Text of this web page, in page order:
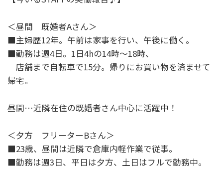
＜昼間 既婚者Aさん＞
■主婦歴12年。午前は家事を行い、午後に働く。
■勤務は週4日。1日4hの14時～18時、
店舗まで自転車で15分。帰りにお買い物を済ませて
帰宅。
昼間…近隣在住の既婚者さん中心に活躍中！
＜夕方 フリーターBさん＞
■23歳、昼間は近隣で倉庫内軽作業で従事。
■勤務は週3日、平日は夕方、土日はフルで勤務中。